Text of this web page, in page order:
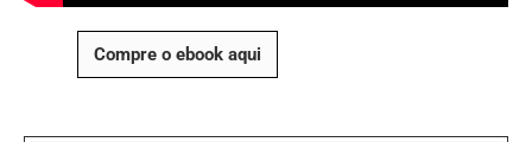
Compre o ebook aqui